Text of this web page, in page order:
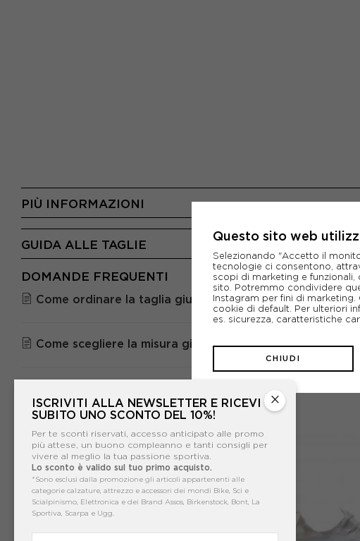
PIÙ INFORMAZIONI
GUIDA ALLE TAGLIE
DOMANDE FREQUENTI
Come ordinare la taglia giusta?
Come scegliere la misura giusta delle scarpe ON?
×
ISCRIVITI ALLA NEWSLETTER E RICEVI
SUBITO UNO SCONTO DEL 10%!
Per te sconti riservati, accesso anticipato alle promo
più attese, un buono compleanno e tanti consigli per
vivere al meglio la tua passione sportiva.
Lo sconto è valido sul tuo primo acquisto.
*Sono esclusi dalla promozione gli articoli appartenenti alle
categorie calzature, attrezzo e accessori dei mondi Bike, Sci e
Scialpinismo, Elettronica e dei Brand Assos, Birkenstock, Bont, La
Sportiva, Scarpa e Ugg.
Questo sito web
Selezionando "Accetto il
tecnologie ci consentono,
scopi di marketing e
sito. Potremmo condividere
Instagram per fini di
cookie di default. Per ulteriori
es. sicurezza, caratteristiche
CHIUDI